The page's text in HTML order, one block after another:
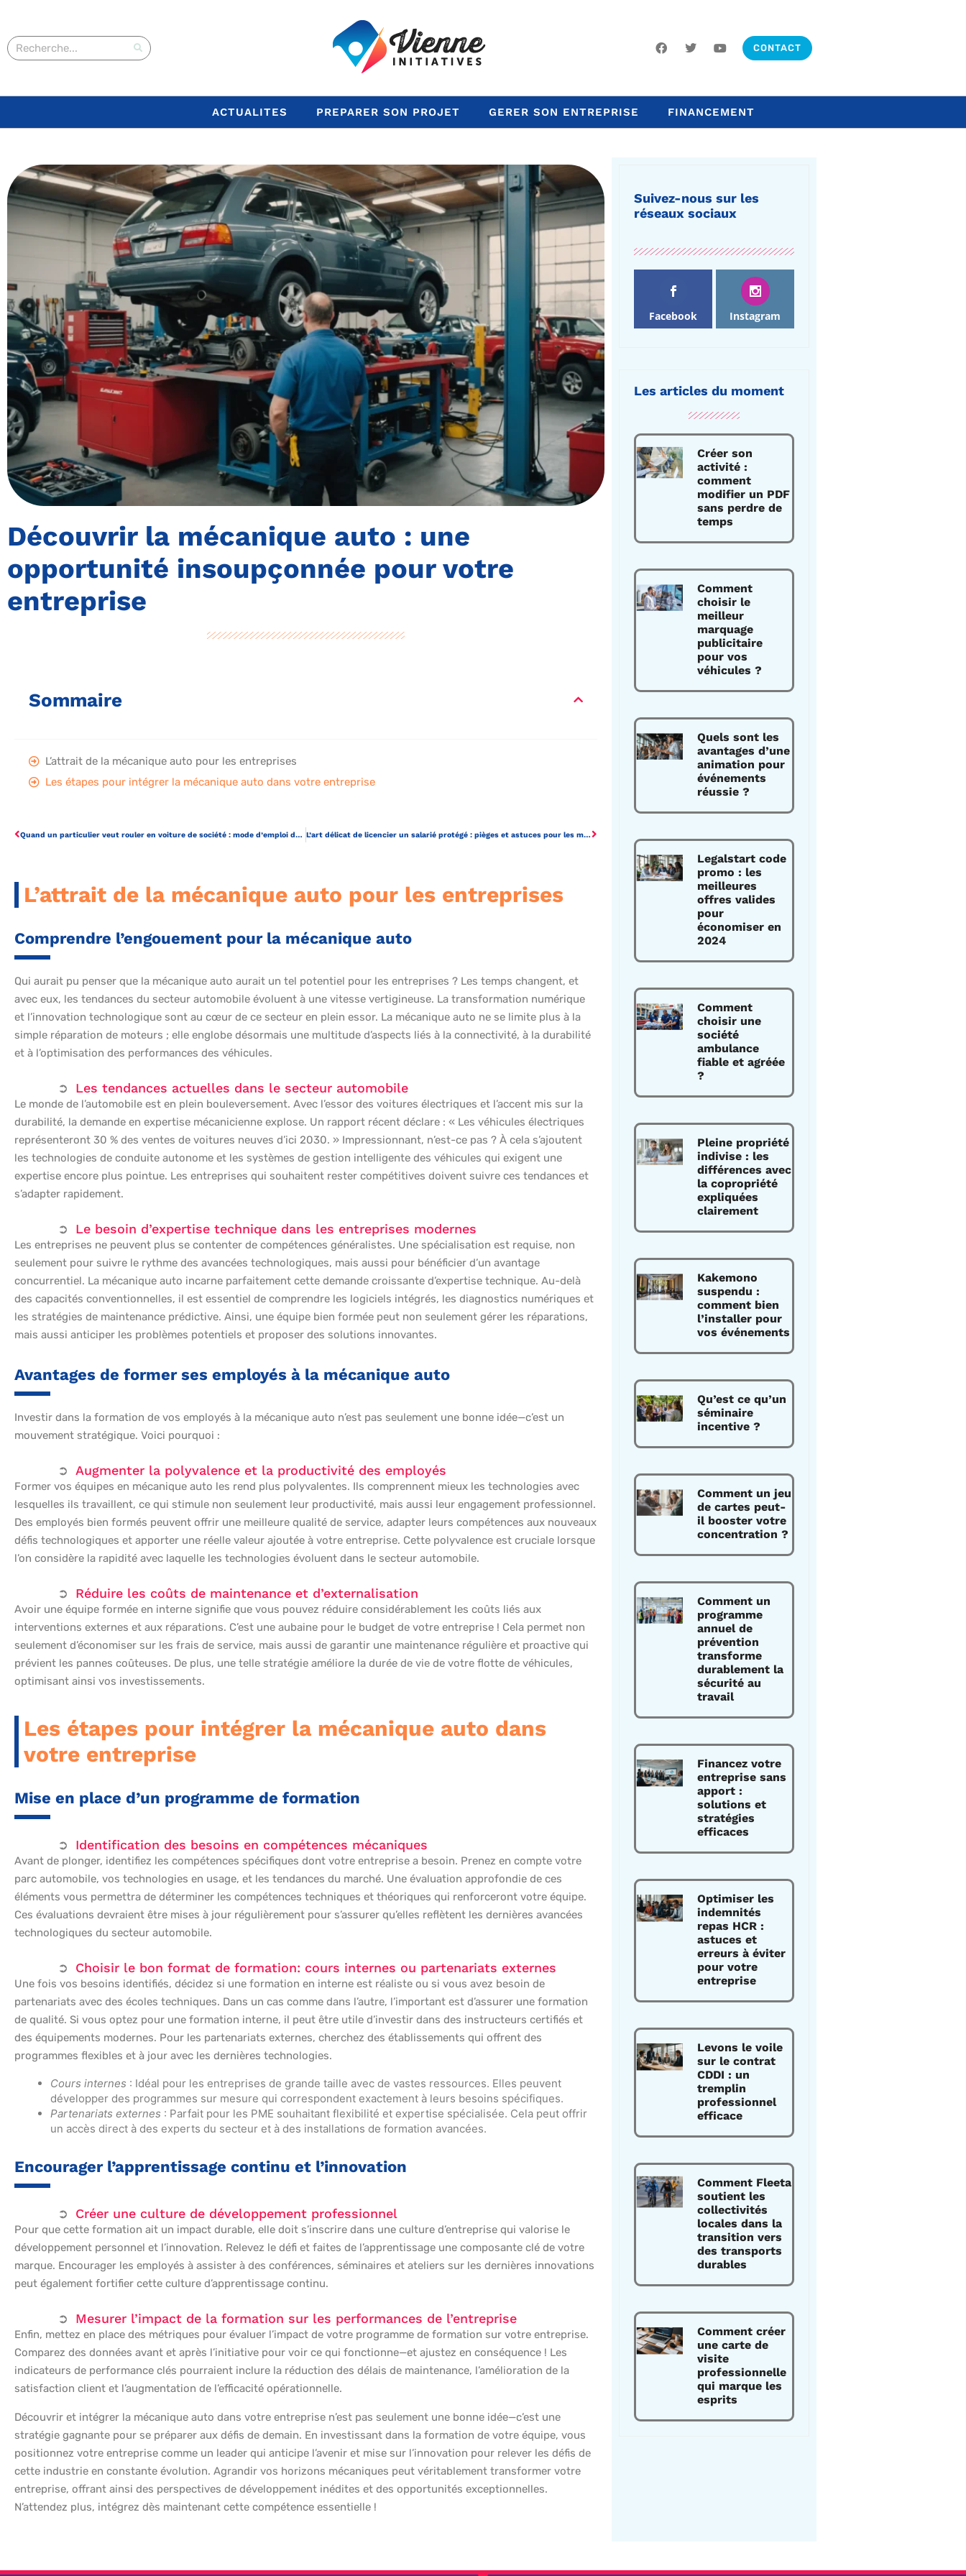
CONTACT
ACTUALITES PREPARER SON PROJET GERER SON ENTREPRISE FINANCEMENT
Découvrir la mécanique auto : une
opportunité insoupçonnée pour votre
entreprise
Sommaire
L’attrait de la mécanique auto pour les entreprises
Les étapes pour intégrer la mécanique auto dans votre entreprise
Quand un particulier veut rouler en voiture de société : mode d’emploi décalé L’art délicat de licencier un salarié protégé : pièges et astuces pour les managers
L’attrait de la mécanique auto pour les entreprises
Comprendre l’engouement pour la mécanique auto
Qui aurait pu penser que la mécanique auto aurait un tel potentiel pour les entreprises ? Les temps changent, et
avec eux, les tendances du secteur automobile évoluent à une vitesse vertigineuse. La transformation numérique
et l’innovation technologique sont au cœur de ce secteur en plein essor. La mécanique auto ne se limite plus à la
simple réparation de moteurs ; elle englobe désormais une multitude d’aspects liés à la connectivité, à la durabilité
et à l’optimisation des performances des véhicules.
Les tendances actuelles dans le secteur automobile
Le monde de l’automobile est en plein bouleversement. Avec l’essor des voitures électriques et l’accent mis sur la
durabilité, la demande en expertise mécanicienne explose. Un rapport récent déclare : « Les véhicules électriques
représenteront 30 % des ventes de voitures neuves d’ici 2030. » Impressionnant, n’est-ce pas ? À cela s’ajoutent
les technologies de conduite autonome et les systèmes de gestion intelligente des véhicules qui exigent une
expertise encore plus pointue. Les entreprises qui souhaitent rester compétitives doivent suivre ces tendances et
s’adapter rapidement.
Le besoin d’expertise technique dans les entreprises modernes
Les entreprises ne peuvent plus se contenter de compétences généralistes. Une spécialisation est requise, non
seulement pour suivre le rythme des avancées technologiques, mais aussi pour bénéficier d’un avantage
concurrentiel. La mécanique auto incarne parfaitement cette demande croissante d’expertise technique. Au-delà
des capacités conventionnelles, il est essentiel de comprendre les logiciels intégrés, les diagnostics numériques et
les stratégies de maintenance prédictive. Ainsi, une équipe bien formée peut non seulement gérer les réparations,
mais aussi anticiper les problèmes potentiels et proposer des solutions innovantes.
Avantages de former ses employés à la mécanique auto
Investir dans la formation de vos employés à la mécanique auto n’est pas seulement une bonne idée—c’est un
mouvement stratégique. Voici pourquoi :
Augmenter la polyvalence et la productivité des employés
Former vos équipes en mécanique auto les rend plus polyvalentes. Ils comprennent mieux les technologies avec
lesquelles ils travaillent, ce qui stimule non seulement leur productivité, mais aussi leur engagement professionnel.
Des employés bien formés peuvent offrir une meilleure qualité de service, adapter leurs compétences aux nouveaux
défis technologiques et apporter une réelle valeur ajoutée à votre entreprise. Cette polyvalence est cruciale lorsque
l’on considère la rapidité avec laquelle les technologies évoluent dans le secteur automobile.
Réduire les coûts de maintenance et d’externalisation
Avoir une équipe formée en interne signifie que vous pouvez réduire considérablement les coûts liés aux
interventions externes et aux réparations. C’est une aubaine pour le budget de votre entreprise ! Cela permet non
seulement d’économiser sur les frais de service, mais aussi de garantir une maintenance régulière et proactive qui
prévient les pannes coûteuses. De plus, une telle stratégie améliore la durée de vie de votre flotte de véhicules,
optimisant ainsi vos investissements.
Les étapes pour intégrer la mécanique auto dans
votre entreprise
Mise en place d’un programme de formation
Identification des besoins en compétences mécaniques
Avant de plonger, identifiez les compétences spécifiques dont votre entreprise a besoin. Prenez en compte votre
parc automobile, vos technologies en usage, et les tendances du marché. Une évaluation approfondie de ces
éléments vous permettra de déterminer les compétences techniques et théoriques qui renforceront votre équipe.
Ces évaluations devraient être mises à jour régulièrement pour s’assurer qu’elles reflètent les dernières avancées
technologiques du secteur automobile.
Choisir le bon format de formation: cours internes ou partenariats externes
Une fois vos besoins identifiés, décidez si une formation en interne est réaliste ou si vous avez besoin de
partenariats avec des écoles techniques. Dans un cas comme dans l’autre, l’important est d’assurer une formation
de qualité. Si vous optez pour une formation interne, il peut être utile d’investir dans des instructeurs certifiés et
des équipements modernes. Pour les partenariats externes, cherchez des établissements qui offrent des
programmes flexibles et à jour avec les dernières technologies.
Cours internes : Idéal pour les entreprises de grande taille avec de vastes ressources. Elles peuvent
développer des programmes sur mesure qui correspondent exactement à leurs besoins spécifiques.
Partenariats externes : Parfait pour les PME souhaitant flexibilité et expertise spécialisée. Cela peut offrir
un accès direct à des experts du secteur et à des installations de formation avancées.
Encourager l’apprentissage continu et l’innovation
Créer une culture de développement professionnel
Pour que cette formation ait un impact durable, elle doit s’inscrire dans une culture d’entreprise qui valorise le
développement personnel et l’innovation. Relevez le défi et faites de l’apprentissage une composante clé de votre
marque. Encourager les employés à assister à des conférences, séminaires et ateliers sur les dernières innovations
peut également fortifier cette culture d’apprentissage continu.
Mesurer l’impact de la formation sur les performances de l’entreprise
Enfin, mettez en place des métriques pour évaluer l’impact de votre programme de formation sur votre entreprise.
Comparez des données avant et après l’initiative pour voir ce qui fonctionne—et ajustez en conséquence ! Les
indicateurs de performance clés pourraient inclure la réduction des délais de maintenance, l’amélioration de la
satisfaction client et l’augmentation de l’efficacité opérationnelle.
Découvrir et intégrer la mécanique auto dans votre entreprise n’est pas seulement une bonne idée—c’est une
stratégie gagnante pour se préparer aux défis de demain. En investissant dans la formation de votre équipe, vous
positionnez votre entreprise comme un leader qui anticipe l’avenir et mise sur l’innovation pour relever les défis de
cette industrie en constante évolution. Agrandir vos horizons mécaniques peut véritablement transformer votre
entreprise, offrant ainsi des perspectives de développement inédites et des opportunités exceptionnelles.
N’attendez plus, intégrez dès maintenant cette compétence essentielle !
Suivez-nous sur les
réseaux sociaux
Facebook Instagram
Les articles du moment
Créer son
activité :
comment
modifier un PDF
sans perdre de
temps
Comment
choisir le
meilleur
marquage
publicitaire
pour vos
véhicules ?
Quels sont les
avantages d’une
animation pour
événements
réussie ?
Legalstart code
promo : les
meilleures
offres valides
pour
économiser en
2024
Comment
choisir une
société
ambulance
fiable et agréée
?
Pleine propriété
indivise : les
différences avec
la copropriété
expliquées
clairement
Kakemono
suspendu :
comment bien
l’installer pour
vos événements
Qu’est ce qu’un
séminaire
incentive ?
Comment un jeu
de cartes peut-
il booster votre
concentration ?
Comment un
programme
annuel de
prévention
transforme
durablement la
sécurité au
travail
Financez votre
entreprise sans
apport :
solutions et
stratégies
efficaces
Optimiser les
indemnités
repas HCR :
astuces et
erreurs à éviter
pour votre
entreprise
Levons le voile
sur le contrat
CDDI : un
tremplin
professionnel
efficace
Comment Fleeta
soutient les
collectivités
locales dans la
transition vers
des transports
durables
Comment créer
une carte de
visite
professionnelle
qui marque les
esprits